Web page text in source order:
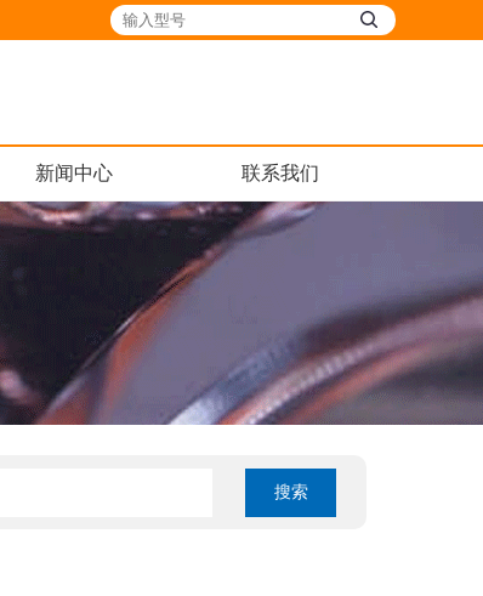
新闻中心 联系我们